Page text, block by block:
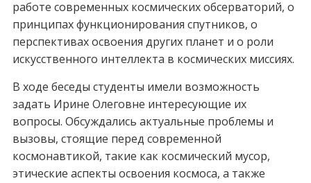
работе современных космических обсерваторий, о
принципах функционирования спутников, о
перспективах освоения других планет и о роли
искусственного интеллекта в космических миссиях.
В ходе беседы студенты имели возможность
задать Ирине Олеговне интересующие их
вопросы. Обсуждались актуальные проблемы и
вызовы, стоящие перед современной
космонавтикой, такие как космический мусор,
этические аспекты освоения космоса, а также